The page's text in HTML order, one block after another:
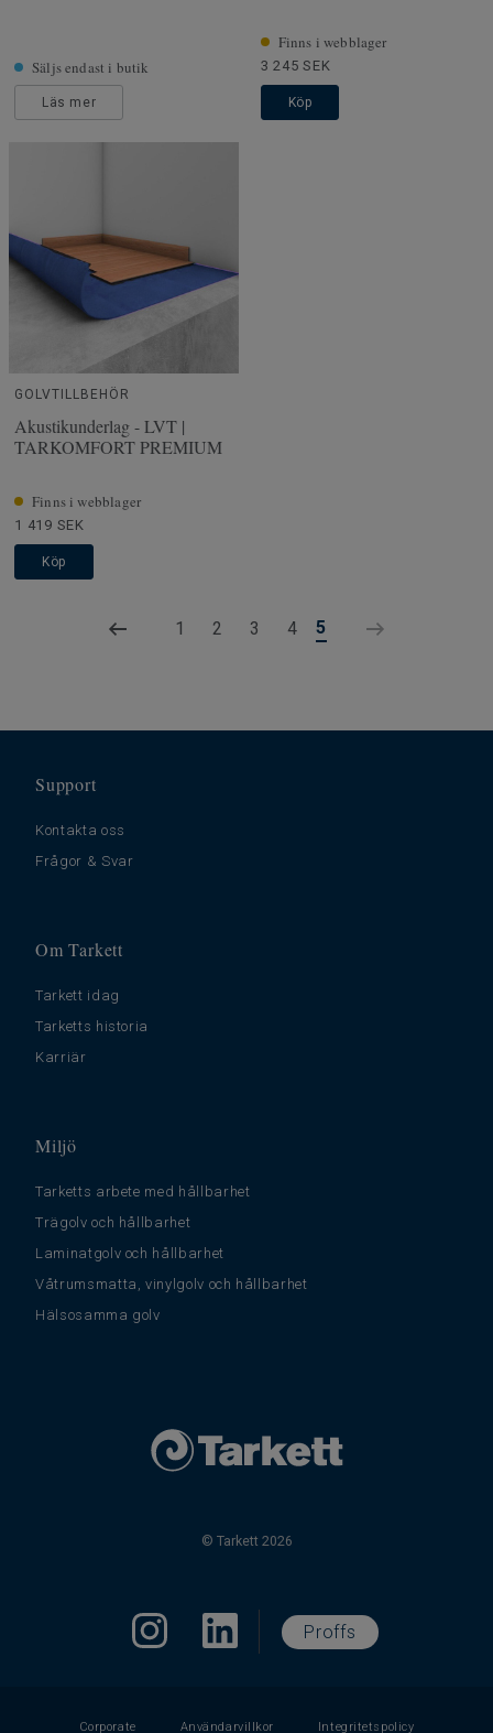
Säljs endast i butik
Läs mer
Finns i webblager
3 245 SEK
Köp
GOLVTILLBEHÖR
Akustikunderlag - LVT |
TARKOMFORT PREMIUM
Finns i webblager
1 419 SEK
Köp
1 2 3 4 5
Support
Kontakta oss
Frågor & Svar
Om Tarkett
Tarkett idag
Tarketts historia
Karriär
Miljö
Tarketts arbete med hållbarhet
Trägolv och hållbarhet
Laminatgolv och hållbarhet
Våtrumsmatta, vinylgolv och hållbarhet
Hälsosamma golv
© Tarkett 2026
Proffs
Corporate Användarvillkor Integritetspolicy